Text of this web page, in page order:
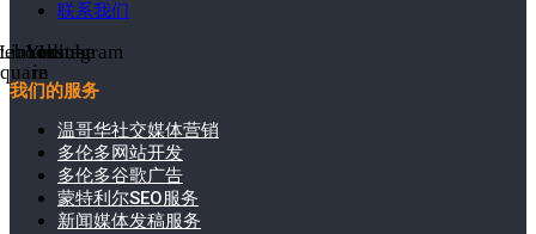
联系我们
in
Youtube
Instagram
我们的服务
温哥华社交媒体营销
多伦多网站开发
多伦多谷歌广告
蒙特利尔SEO服务
新闻媒体发稿服务